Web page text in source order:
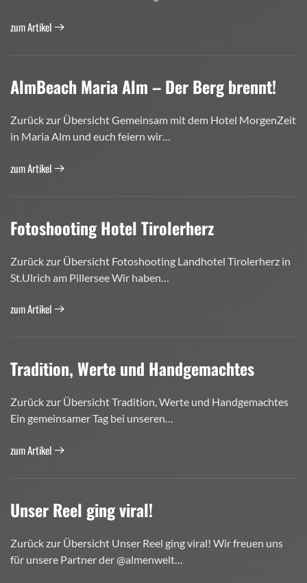
zum Artikel
AlmBeach Maria Alm – Der Berg brennt!
Zurück zur Übersicht Gemeinsam mit dem Hotel MorgenZeit
in Maria Alm und euch feiern wir…
zum Artikel
Fotoshooting Hotel Tirolerherz
Zurück zur Übersicht Fotoshooting Landhotel Tirolerherz in
St.Ulrich am Pillersee Wir haben…
zum Artikel
Tradition, Werte und Handgemachtes
Zurück zur Übersicht Tradition, Werte und Handgemachtes
Ein gemeinsamer Tag bei unseren…
zum Artikel
Unser Reel ging viral!
Zurück zur Übersicht Unser Reel ging viral! Wir freuen uns
für unsere Partner der @almenwelt…